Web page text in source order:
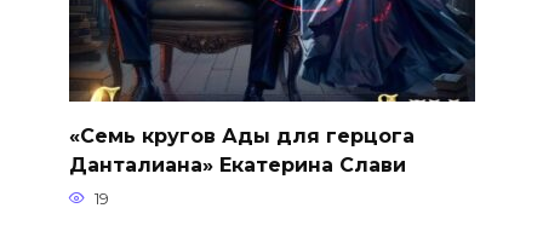
«Семь кругов Ады для герцога
Данталиана» Екатерина Слави
19